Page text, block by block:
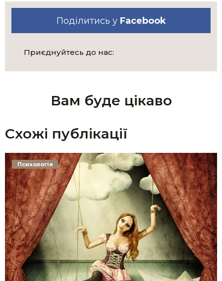
Поділитись у Facebook
Приєднуйтесь до нас:
Вам буде цікаво
Схожі публікації
Психологія